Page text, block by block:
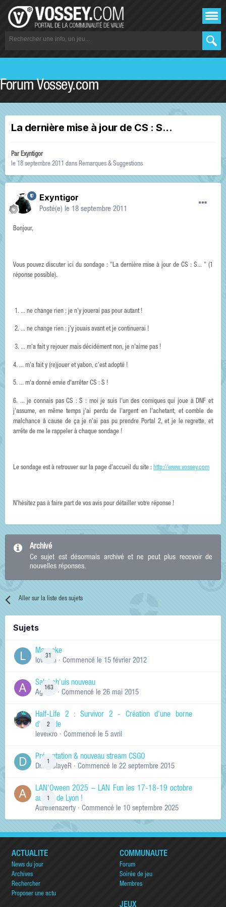
Forum Vossey.com
La dernière mise à jour de CS : S...
ParExyntigor
le 18 septembre 2011 dans Remarques & Suggestions
Exyntigor
Posté(e) le 18 septembre 2011
Bonjour,
Vous pouvez discuter ici du sondage : "La dernière mise à jour de CS : S... " (1
réponse possible).
1. ... ne change rien : je n'y jouerai pas pour autant !
2. ... ne change rien : j'y jouais avant et je continuerai !
3. ... m'a fait y rejouer mais décidément non, je n'aime pas !
4. ... m'a fait y (re)jouer et yabon, c'est adopté !
5. ... m'a donné envie d'arrêter CS : S !
6. ... je connais pas CS : S : moi je suis l'un des comiques qui joue à DNF et
j'assume, en même temps j'ai perdu de l'argent en l'achetant, et comble de
malchance à cause de ça je n'ai pas pu prendre Portal 2, et je le regrette, et
arrête de me le rappeler à chaque sondage !
Le sondage est à retrouver sur la page d'accueil du site : http://www.vossey.com
N'hésitez pas à faire part de vos avis pour détailler votre réponse !
Archivé
Ce sujet est désormais archivé et ne peut plus recevoir de
nouvelles réponses.
Aller sur la liste des sujets
Sujets
31
Manneke
lowskill · Commencé le 15 février 2012
163
Salut ch'uis nouveau
Ag0Nie · Commencé le 26 mai 2015
2
Half-Life 2 : Survivor 2 - Création d'une borne
d'arcade
levelkro · Commencé le 5 avril
Présentation & nouveau stream CSGO
Dr.KinSlayeR · Commencé le 22 septembre 2015
LAN'Oween 2025 – LAN Fun les 17-18-19 octobre
au sud de Lyon !
Aurelienazerty · Commencé le 10 septembre 2025
ACTUALITÉ
News du jour
Archives
Rechercher
Proposer une actu
COMMUNAUTÉ
Forum
Soirée de jeu
Membres